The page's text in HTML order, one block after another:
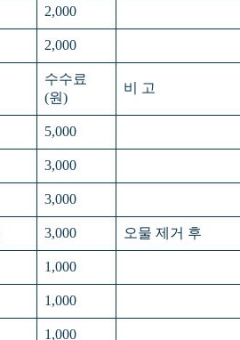
2,000
2,000
수수료
(원)
비 고
5,000
3,000
3,000
3,000 오물 제거 후
1,000
1,000
1,000